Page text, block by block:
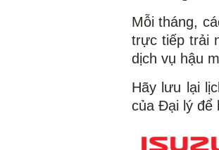
Mỗi tháng,
trực tiếp trải
dịch vụ hậu
Hãy lưu lại
của Đại lý để